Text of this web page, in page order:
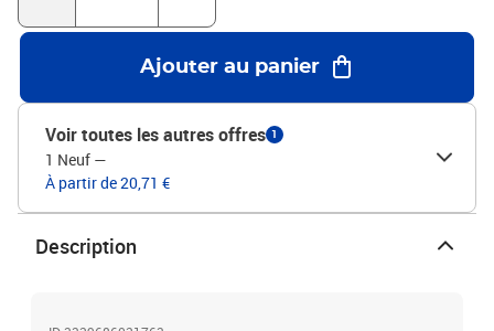
Ajouter au panier
Voir toutes les autres offres 1
1 Neuf —
À partir de 20,71 €
Description